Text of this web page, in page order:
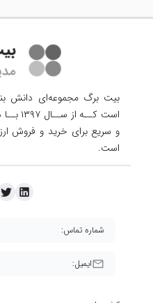
بیت برگ مجموعه‌ای دانش
است کــه از ســال ۱۳۹۷ بــا هــدف فراهم آوردن
و سریع برای خرید و فروش
است.
ایمیل:
شماره تماس: